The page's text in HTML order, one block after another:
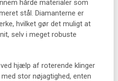
hårde materialer som
stål. Diamanterne er
hvilket gør det muligt at
selv i meget robuste
hjælp af roterende klinger
stor nøjagtighed, enten